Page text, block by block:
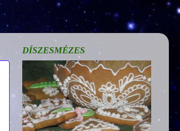
DÍSZESMÉZES